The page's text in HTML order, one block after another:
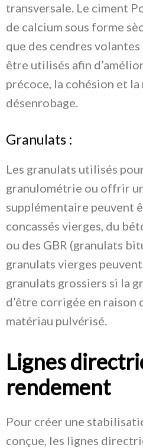
transversale. Le ciment
de calcium sous forme
que des cendres
être utilisés afin
précoce, la cohésion et la
désenrobage.
Granulats :
Les granulats utilisés
granulométrie ou offrir
supplémentaire peuvent
concassés vierges, du
ou des GBR (granulats
granulats vierges
granulats grossiers si la
d’être corrigée en raison
matériau pulvérisé.
Lignes
rendement
Pour créer une
conçue, les lignes